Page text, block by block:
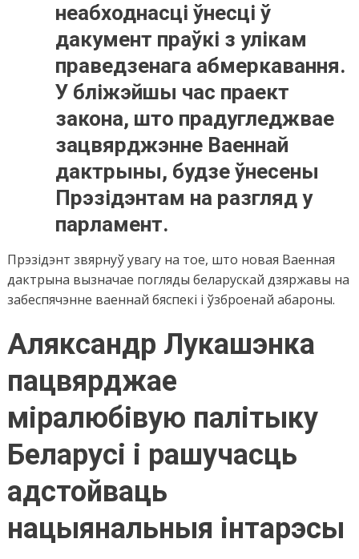
неабходнасці ўнесці ў
дакумент праўкі з улікам
праведзенага абмеркавання.
У бліжэйшы час праект
закона, што прадугледжвае
зацвярджэнне Ваеннай
дактрыны, будзе ўнесены
Прэзідэнтам на разгляд у
парламент.
Прэзідэнт звярнуў увагу на тое, што новая Ваенная
дактрына вызначае погляды беларускай дзяржавы на
забеспячэнне ваеннай бяспекі і ўзброенай абароны.
Аляксандр Лукашэнка
пацвярджае
міралюбівую палітыку
Беларусі і рашучасць
адстойваць
нацыянальныя інтарэсы